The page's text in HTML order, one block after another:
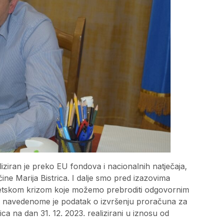
je preko EU fondova i nacionalnih natječaja,
Marija Bistrica. I dalje smo pred izazovima
krizom koje možemo prebroditi odgovornim
je podatak o izvršenju proračuna za
na dan 31. 12. 2023. realizirani u iznosu od